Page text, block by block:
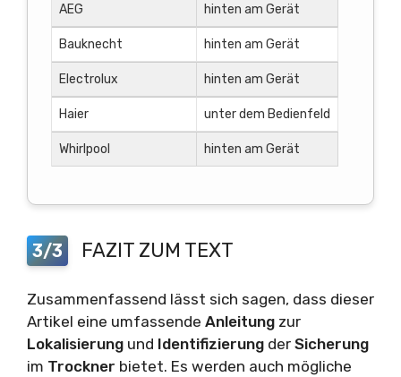
AEG hinten am Gerät
Bauknecht hinten am Gerät
Electrolux hinten am Gerät
Haier unter dem Bedienfeld
Whirlpool hinten am Gerät
3/3 FAZIT ZUM TEXT
Zusammenfassend lässt sich sagen, dass dieser
Artikel eine umfassende Anleitung zur
Lokalisierung und Identifizierung der Sicherung
im Trockner bietet. Es werden auch mögliche